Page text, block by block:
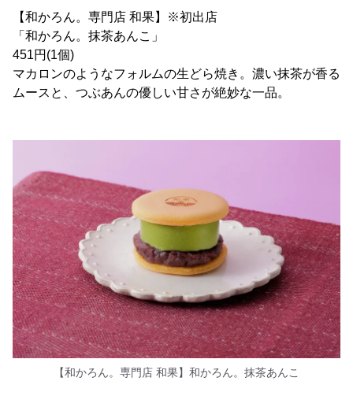
【和かろん。専門店 和果】※初出店
「和かろん。抹茶あんこ」
451円(1個)
マカロンのようなフォルムの生どら焼き。濃い抹茶が香る
ムースと、つぶあんの優しい甘さが絶妙な一品。
【和かろん。専門店 和果】和かろん。抹茶あんこ